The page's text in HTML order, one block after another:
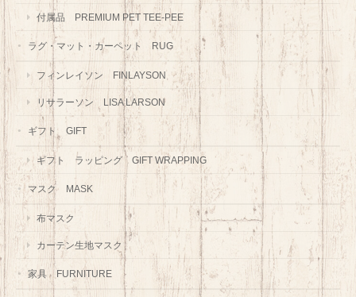
付属品 PREMIUM PET TEE-PEE
ラグ・マット・カーペット RUG
フィンレイソン FINLAYSON
リサラーソン LISA LARSON
ギフト GIFT
ギフト ラッピング GIFT WRAPPING
マスク MASK
布マスク
カーテン生地マスク
家具 FURNITURE